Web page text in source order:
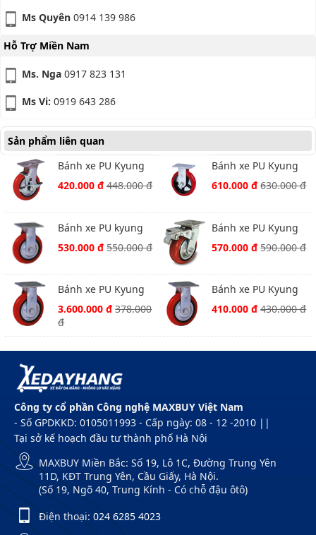
Ms Quyên 0914 139 986
Hỗ Trợ Miền Nam
Ms. Nga 0917 823 131
Ms Vi: 0919 643 286
Sản phẩm liên quan
Bánh xe PU Kyung
chang 4050S-A1-PC-
420.000 đ448.000 đ
Bánh xe PU Kyung
chang 4280R-A1PC
610.000 đ630.000 đ
Bánh xe PU kyung
chang 4080R-A1PC
530.000 đ550.000 đ
Bánh xe PU Kyung
chang 4060S-A1-PC-
570.000 đ590.000 đ
Bánh xe PU Kyung
chang 4050R-A1-PC
3.600.000 đ378.000
đ
Bánh xe PU Kyung
chang 4060R-A1-PC
410.000 đ430.000 đ
Công ty cổ phần Công nghệ MAXBUY Việt Nam
- Số GPDKKD: 0105011993 - Cấp ngày: 08 - 12 -2010 ||
Tại sở kế hoạch đầu tư thành phố Hà Nội
MAXBUY Miền Bắc: Số 19, Lô 1C, Đường Trung Yên
11D, KĐT Trung Yên, Cầu Giấy, Hà Nội.
(Số 19, Ngõ 40, Trung Kính - Có chỗ đậu ôtô)
Điện thoại: 024 6285 4023